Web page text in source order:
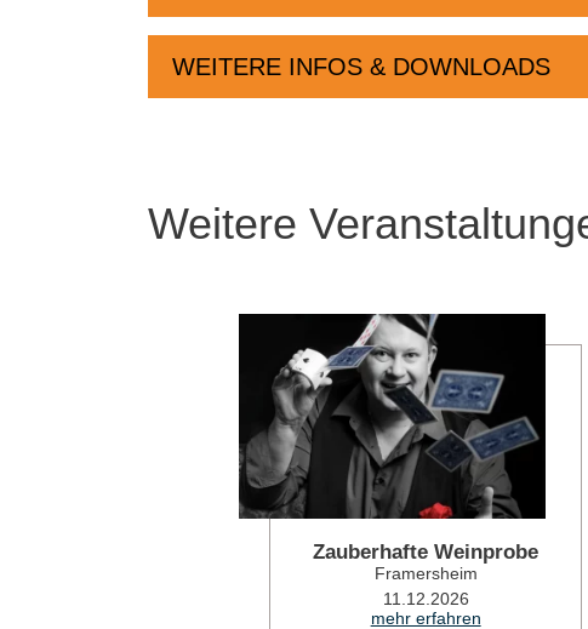
WEITERE INFOS & DOWNLOADS
Weitere
Zauberhafte Weinprobe
Framersheim
11.12.2026
mehr erfahren